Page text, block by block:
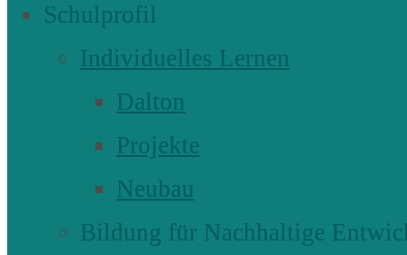
Schulprofil
Individuelles Lernen
Dalton
Projekte
Neubau
Bildung für Nachhaltige